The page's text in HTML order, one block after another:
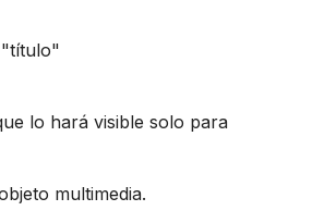
"título"
lo hará visible solo para
multimedia.